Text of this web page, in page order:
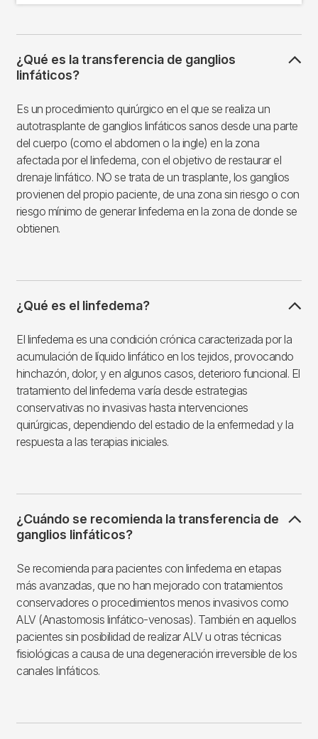
¿Qué es la transferencia de ganglios
linfáticos?
Es un procedimiento quirúrgico en el que se realiza un
autotrasplante de ganglios linfáticos sanos desde una parte
del cuerpo (como el abdomen o la ingle) en la zona
afectada por el linfedema, con el objetivo de restaurar el
drenaje linfático. NO se trata de un trasplante, los ganglios
provienen del propio paciente, de una zona sin riesgo o con
riesgo mínimo de generar linfedema en la zona de donde se
obtienen.
¿Qué es el linfedema?
El linfedema es una condición crónica caracterizada por la
acumulación de líquido linfático en los tejidos, provocando
hinchazón, dolor, y en algunos casos, deterioro funcional. El
tratamiento del linfedema varía desde estrategias
conservativas no invasivas hasta intervenciones
quirúrgicas, dependiendo del estadio de la enfermedad y la
respuesta a las terapias iniciales.
¿Cuándo se recomienda la transferencia de
ganglios linfáticos?
Se recomienda para pacientes con linfedema en etapas
más avanzadas, que no han mejorado con tratamientos
conservadores o procedimientos menos invasivos como
ALV (Anastomosis linfático-venosas). También en aquellos
pacientes sin posibilidad de realizar ALV u otras técnicas
fisiológicas a causa de una degeneración irreversible de los
canales linfáticos.